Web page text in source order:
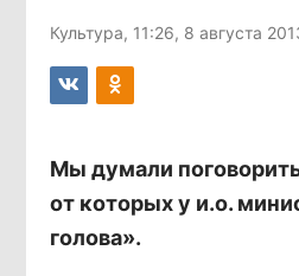
Культура, 11:26, 8 августа
Мы думали
от которых у и.о.
голова».